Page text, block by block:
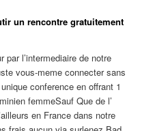
un rencontre gratuitement
par l’intermediaire de notre
vous-meme connecter sans
conference en offrant 1
femmeSauf Que de l’
en France dans notre